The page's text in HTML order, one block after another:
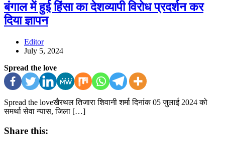
बंगाल में हुई हिंसा का देशव्यापी विरोध प्रदर्शन कर
दिया ज्ञापन
Editor
July 5, 2024
Spread the love
Spread the loveखैरथल तिजारा शिवानी शर्मा दिनांक 05 जुलाई 2024 को
समर्था सेवा न्यास, जिला […]
Share this: